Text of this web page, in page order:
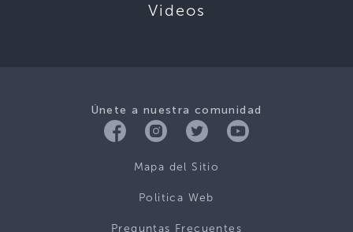
Videos
Únete a nuestra comunidad
Mapa del Sitio
Politica Web
Preguntas Frecuentes